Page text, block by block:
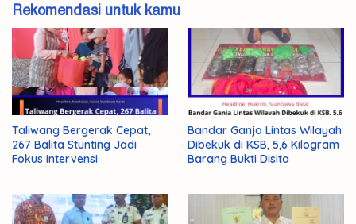
Rekomendasi untuk kamu
Taliwang Bergerak Cepat,
267 Balita Stunting Jadi
Fokus Intervensi
Bandar Ganja Lintas Wilayah
Dibekuk di KSB, 5,6 Kilogram
Barang Bukti Disita